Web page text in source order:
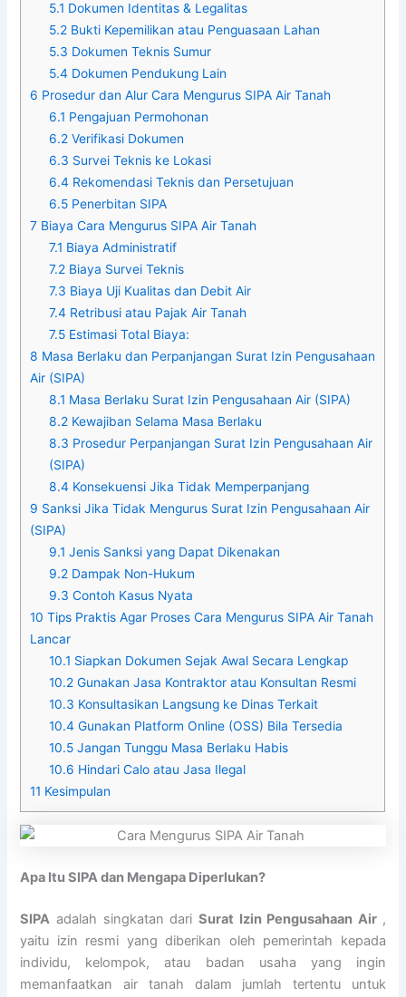
5.1 Dokumen Identitas & Legalitas
5.2 Bukti Kepemilikan atau Penguasaan Lahan
5.3 Dokumen Teknis Sumur
5.4 Dokumen Pendukung Lain
6 Prosedur dan Alur Cara Mengurus SIPA Air Tanah
6.1 Pengajuan Permohonan
6.2 Verifikasi Dokumen
6.3 Survei Teknis ke Lokasi
6.4 Rekomendasi Teknis dan Persetujuan
6.5 Penerbitan SIPA
7 Biaya Cara Mengurus SIPA Air Tanah
7.1 Biaya Administratif
7.2 Biaya Survei Teknis
7.3 Biaya Uji Kualitas dan Debit Air
7.4 Retribusi atau Pajak Air Tanah
7.5 Estimasi Total Biaya:
8 Masa Berlaku dan Perpanjangan Surat Izin Pengusahaan
Air (SIPA)
8.1 Masa Berlaku Surat Izin Pengusahaan Air (SIPA)
8.2 Kewajiban Selama Masa Berlaku
8.3 Prosedur Perpanjangan Surat Izin Pengusahaan Air
(SIPA)
8.4 Konsekuensi Jika Tidak Memperpanjang
9 Sanksi Jika Tidak Mengurus Surat Izin Pengusahaan Air
(SIPA)
9.1 Jenis Sanksi yang Dapat Dikenakan
9.2 Dampak Non-Hukum
9.3 Contoh Kasus Nyata
10 Tips Praktis Agar Proses Cara Mengurus SIPA Air Tanah
Lancar
10.1 Siapkan Dokumen Sejak Awal Secara Lengkap
10.2 Gunakan Jasa Kontraktor atau Konsultan Resmi
10.3 Konsultasikan Langsung ke Dinas Terkait
10.4 Gunakan Platform Online (OSS) Bila Tersedia
10.5 Jangan Tunggu Masa Berlaku Habis
10.6 Hindari Calo atau Jasa Ilegal
11 Kesimpulan
Apa Itu SIPA dan Mengapa Diperlukan?
SIPA adalah singkatan dari Surat Izin Pengusahaan Air ,
yaitu izin resmi yang diberikan oleh pemerintah kepada
individu, kelompok, atau badan usaha yang ingin
memanfaatkan air tanah dalam jumlah tertentu untuk